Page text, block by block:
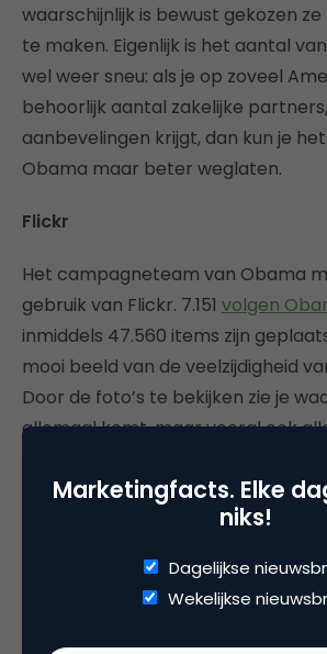
waarschijnlijk is bewust gekozen
te maken. Eigenlijk is het aantal
wel weer sneu: als je op zoveel
behoorlijk aantal zakelijke
aanbevelingen krijgt, dan kun je
Obama maar beter weglaten.
Flickr
Het campagneteam van Obama
gebruik van Flickr. 7.151 volgen
inmiddels 47.560 items zijn
mooi beeld van de veelzijdigheid
Door de foto’s te bekijken zie je
allemaal komt, maar vooral ook
komt juist op zo’n Flickr account
voren. Ik krijg er in elk geval
McCain daarentegenlijkt Flickr
Marketingfacts. Elke
niks!
Dagelijkse
Wekelijkse